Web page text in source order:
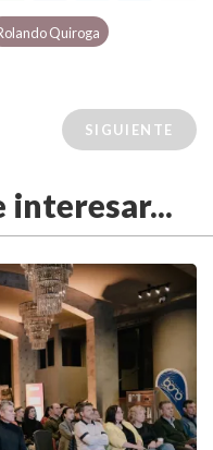
Quiroga
SIGUIENTE
interesar...